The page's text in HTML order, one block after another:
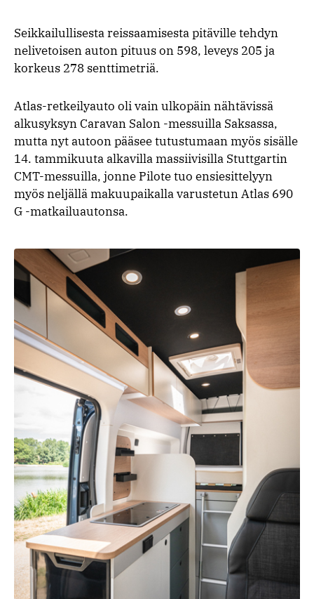
Seikkailullisesta reissaamisesta pitäville tehdyn
nelivetoisen auton pituus on 598, leveys 205 ja
korkeus 278 senttimetriä.
Atlas-retkeilyauto oli vain ulkopäin nähtävissä
alkusyksyn Caravan Salon -messuilla Saksassa,
mutta nyt autoon pääsee tutustumaan myös sisälle
14. tammikuuta alkavilla massiivisilla Stuttgartin
CMT-messuilla, jonne Pilote tuo ensiesittelyyn
myös neljällä makuupaikalla varustetun Atlas 690
G -matkailuautonsa.